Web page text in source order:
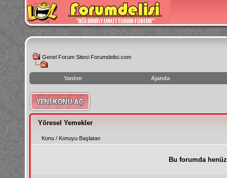
Genel Forum Sitesi Forumdelisi.com
Yardım Ajanda
instagram
izlenme
hilesi
Yöresel Yemekler
Konu / Konuyu Başlatan
Bu forumda